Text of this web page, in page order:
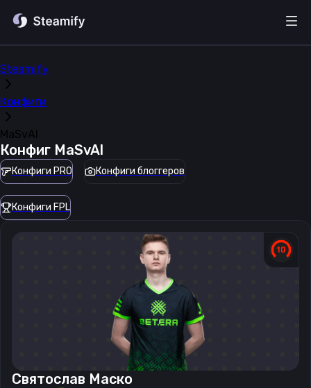
Steamify
Конфиги
MaSvAl
Конфиг MaSvAl
Конфиги PRO Конфиги блоггеров
Конфиги FPL
Святослав Маско